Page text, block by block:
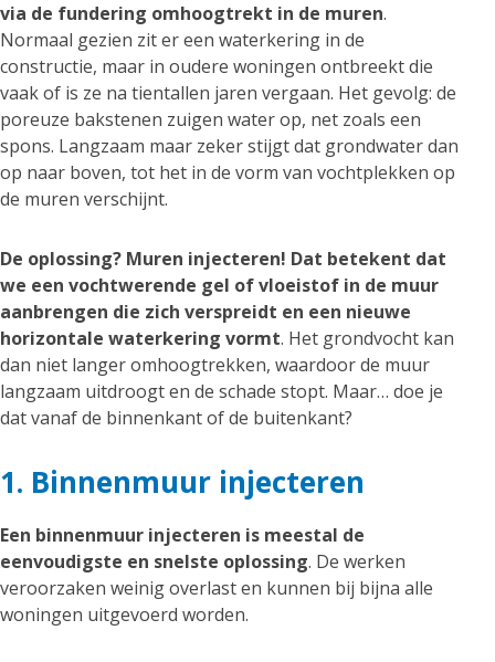
via de fundering omhoogtrekt in de muren.
Normaal gezien zit er een waterkering in de
constructie, maar in oudere woningen ontbreekt die
vaak of is ze na tientallen jaren vergaan. Het gevolg: de
poreuze bakstenen zuigen water op, net zoals een
spons. Langzaam maar zeker stijgt dat grondwater dan
op naar boven, tot het in de vorm van vochtplekken op
de muren verschijnt.
De oplossing? Muren injecteren! Dat betekent dat
we een vochtwerende gel of vloeistof in de muur
aanbrengen die zich verspreidt en een nieuwe
horizontale waterkering vormt. Het grondvocht kan
dan niet langer omhoogtrekken, waardoor de muur
langzaam uitdroogt en de schade stopt. Maar… doe je
dat vanaf de binnenkant of de buitenkant?
1. Binnenmuur injecteren
Een binnenmuur injecteren is meestal de
eenvoudigste en snelste oplossing. De werken
veroorzaken weinig overlast en kunnen bij bijna alle
woningen uitgevoerd worden.